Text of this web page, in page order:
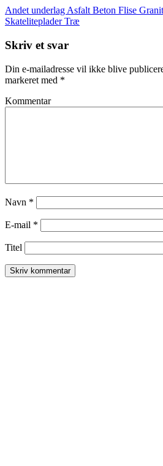
Andet underlag Asfalt Beton Flise Granit
SkatelitepladerTræ
Skriv et svar
Din e-mailadresse vil ikke blive
markeret med *
Kommentar
Navn *
E-mail *
Titel